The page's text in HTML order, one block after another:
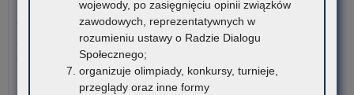
Ogłoszenie o naborze kandydatów na stanowisko doradcy
metodycznego dla nauczycieli szkół i placówek znajdujących
się na terenie województwa małopolskiego
Kuratorium Oświaty w Krakowie ogłasza nabór kandydatów na
wojewody, po zasięgnięciu opinii związków
zawodowych, reprezentatywnych w
rozumieniu ustawy o Radzie Dialogu
Społecznego;
organizuje olimpiady, konkursy, turnieje,
przeglądy oraz inne formy